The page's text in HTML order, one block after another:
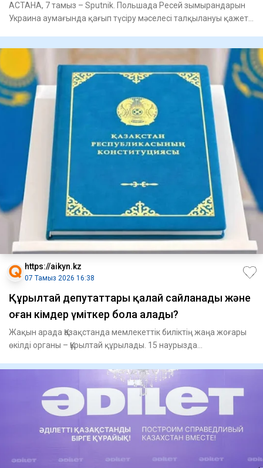
АСТАНА, 7 тамыз – Sputnik. Польшада Ресей зымырандарын
Украина аумағында қағып түсіру мәселесі талқылануы қажет,
https://aikyn.kz
07 Тамыз 2026 16:38
Құрылтай депутаттары қалай сайланады және
оған кімдер үміткер бола алады?
Жақын арада Қазақстанда мемлекеттік биліктің жаңа жоғары
өкілді органы – Құрылтай құрылады. 15 наурызда